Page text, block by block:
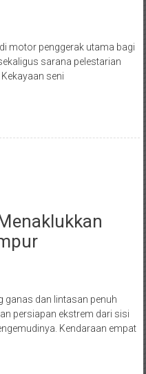
motor penggerak utama bagi
sarana pelestarian
seni
ganas dan lintasan penuh
persiapan ekstrem dari sisi
Kendaraan empat